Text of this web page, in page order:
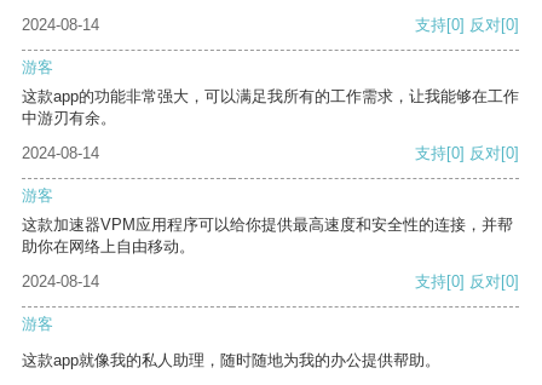
2024-08-14 支持[0] 反对[0]
游客
这款app的功能非常强大，可以满足我所有的工作需求，让我能够在工作
中游刃有余。
2024-08-14
支持[0] 反对[0]
游客
这款加速器VPM应用程序可以给你提供最高速度和安全性的连接，并帮
助你在网络上自由移动。
2024-08-14
支持[0] 反对[0]
游客
这款app就像我的私人助理，随时随地为我的办公提供帮助。